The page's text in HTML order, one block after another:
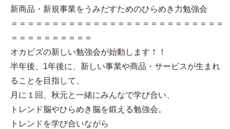
新商品・新規事業をうみだすためのひらめき力勉強会
＝＝＝＝＝＝＝＝＝＝＝＝＝＝＝＝＝＝＝＝＝＝＝＝＝＝
＝＝＝＝＝＝＝＝＝＝
オカビズの新しい勉強会が始動します！！
半年後、1年後に、新しい事業や商品・サービスが生まれ
ることを目指して、
月に１回、秋元と一緒にみんなで学び合い、
トレンド脳やひらめき脳を鍛える勉強会。
トレンドを学び合いながら